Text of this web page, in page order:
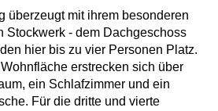
überzeugt mit ihrem besonderen
Stockwerk - dem Dachgeschoss
hier bis zu vier Personen Platz.
erstrecken sich über
ein Schlafzimmer und ein
Für die dritte und vierte